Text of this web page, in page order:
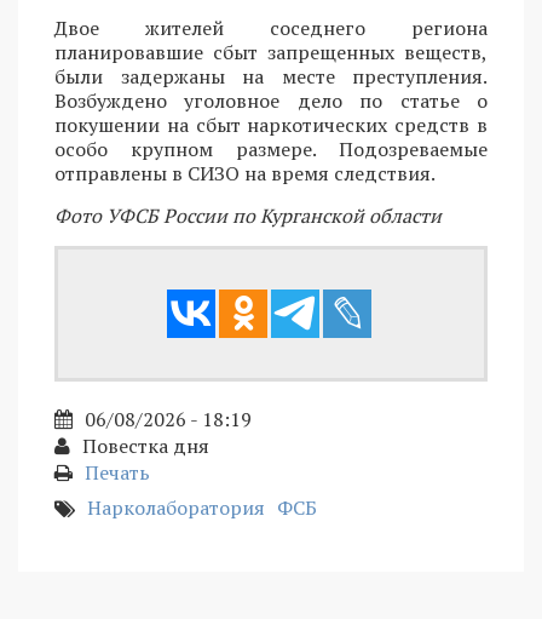
Двое жителей соседнего региона
планировавшие сбыт запрещенных веществ,
были задержаны на месте преступления.
Возбуждено уголовное дело по статье о
покушении на сбыт наркотических средств в
особо крупном размере. Подозреваемые
отправлены в СИЗО на время следствия.
Фото УФСБ России по Курганской области
06/08/2026 - 18:19
Повестка дня
Печать
Нарколаборатория ФСБ